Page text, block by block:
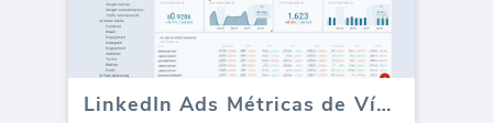
LinkedIn Ads Métricas de Vídeo